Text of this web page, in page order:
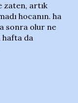
zaten, artık
hocanın. ha
sonra olur ne
hafta da